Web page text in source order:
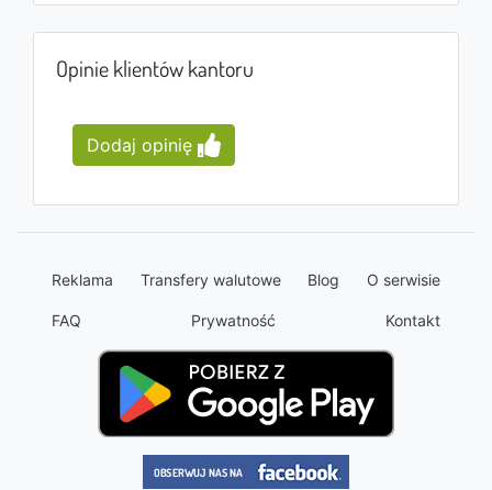
Opinie klientów kantoru
Dodaj opinię
Reklama Transfery walutowe Blog O serwisie
FAQ Prywatność Kontakt